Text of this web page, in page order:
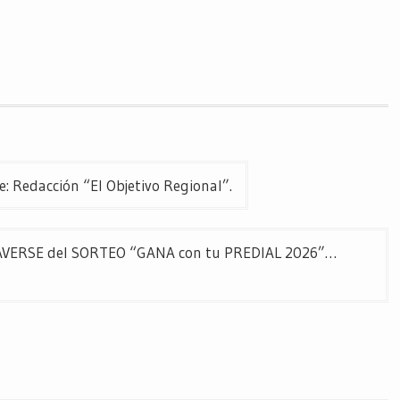
Redacción “El Objetivo Regional”.
del SORTEO “GANA con tu PREDIAL 2026”…